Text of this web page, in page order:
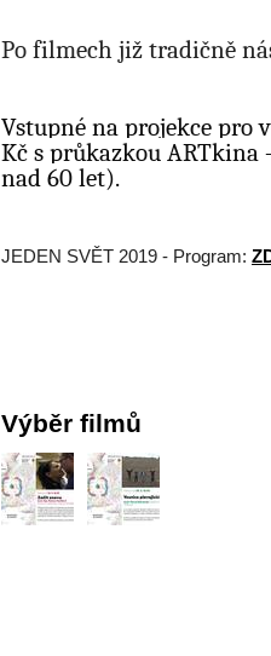
Po filmech již tradičně
Vstupné na projekce pro
Kč s průkazkou
nad 60 let).
JEDEN SVĚT 2019 - Program:
Výběr filmů